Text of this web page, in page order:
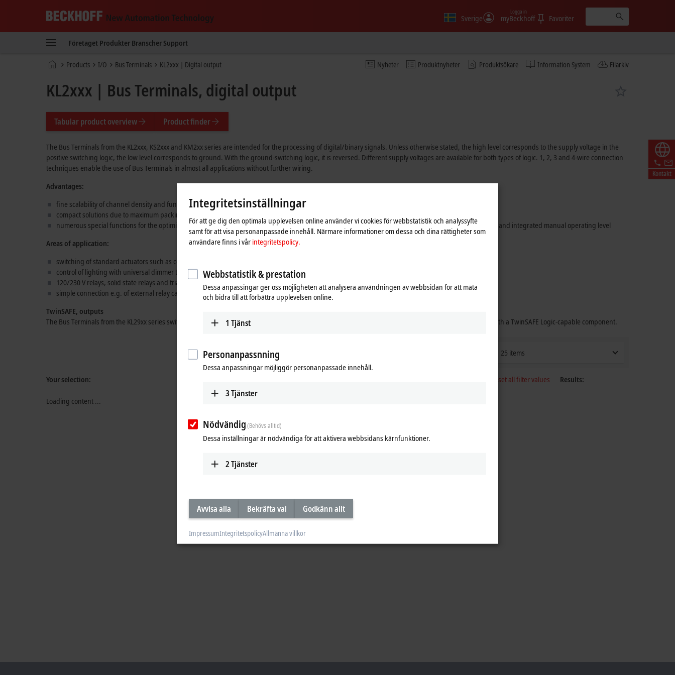
New
Technology
Sverige myBeckhoff
Logga in
Favoriter
Företaget Produkter Branscher Support
Nyheter Produktnyheter Produktsökare Information System Filarkiv
HemsidaProducts I/O Bus Terminals KL2xxx | Digital output
Kontakt
KL2xxx | Bus Terminals, digital output
Tabular product overview Product finder
The Bus Terminals from the KL2xxx, KS2xxx and KM2xx series are intended for the processing of digital/binary signals. Unless otherwise stated, the high level corresponds to the supply voltage in the
positive switching logic, the low level corresponds to ground. With the ground-switching logic, it is reversed. Different supply voltages are available for both types of logic. 1, 2, 3 and 4-wire connection
techniques enable the use of Bus Terminals in almost all applications without further wiring.
Advantages:
fine scalability of channel density and functional scope
compact solutions due to maximum packing density
numerous special functions for the optimization of machine/building control, e.g. switch-on at the zero crossing point of the AC voltage, solid state relays and integrated manual operating level
Areas of application:
switching of standard actuators such as contactors and valves
control of lighting with universal dimmer terminals
120/230 V relays, solid state relays and triac terminals for building automation applications
simple connection e.g. of external relay cards via ribbon cable connection
TwinSAFE, outputs
The Bus Terminals from the KL29xx series switch actuators fail-safe. The safety-relevant data is exchanged via the TwinSAFE/Safety over EtherCAT protocol with a TwinSAFE Logic-capable component.
Your selection:
25 items
Reset all filter values Results:
Loading content ...
Integritetsinställningar
För att ge dig den optimala upplevelsen online använder vi cookies för webbstatistik och analyssyfte
samt för att visa personanpassade innehåll. Närmare informationer om dessa och dina rättigheter som
användare finns i vår integritetspolicy.
Webbstatistik & prestation
Dessa anpassingar ger oss möjligheten att analysera användningen av webbsidan för att mäta
och bidra till att förbättra upplevelsen online.
1 Tjänst
Personanpassnning
Dessa anpassningar möjliggör personanpassade innehåll.
3Tjänster
Nödvändig(Behövs alltid)
Dessa inställningar är nödvändiga för att aktivera webbsidans kärnfunktioner.
2Tjänster
Avvisa alla Bekräfta val Godkänn allt
ImpressumIntegritetspolicyAllmänna villkor